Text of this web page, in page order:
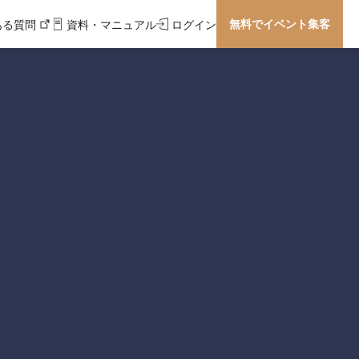
質問 資料・マニュアル ログイン 無料でイベント集客